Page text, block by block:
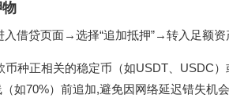
借贷页面→选择“追加抵押”→转入足额资
币种正相关的稳定币（如USDT、USDC
如70%）前追加,避免因网络延迟错失机会